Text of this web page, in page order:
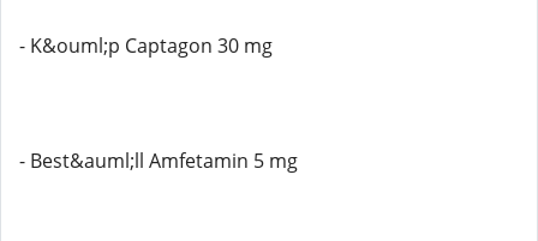
- K&ouml;p Captagon 30 mg
- Best&auml;ll Amfetamin 5 mg